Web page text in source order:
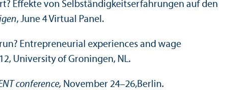
Effekte von Selbständigkeits­erfahrungen auf den
, June 4 Virtual Panel.
Entrepreneurial experiences and wage
University of Groningen, NL.
conference, November 24–26,Berlin.